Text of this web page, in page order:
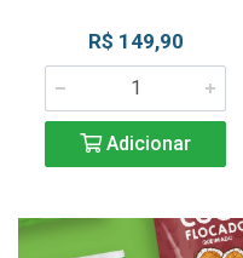
R$ 149,90
Adicionar